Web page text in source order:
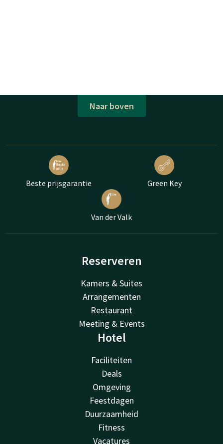
Naar boven
Beste prijsgarantie Green Key
Van der Valk
Reserveren
Kamers & Suites
Arrangementen
Restaurant
Meeting & Events
Hotel
Faciliteiten
Deals
Omgeving
Feestdagen
Duurzaamheid
Fitness
Vacatures